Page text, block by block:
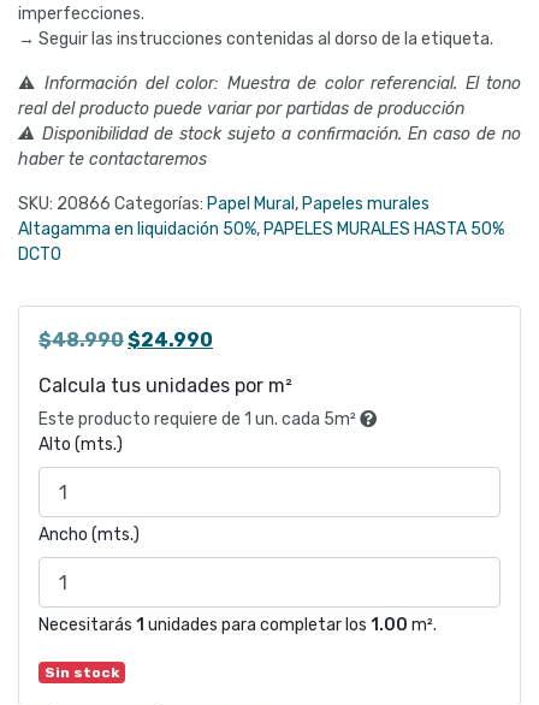
imperfecciones.
→ Seguir las instrucciones contenidas al dorso de la etiqueta.
⚠ Información del color: Muestra de color referencial. El tono
real del producto puede variar por partidas de producción
⚠ Disponibilidad de stock sujeto a confirmación. En caso de no
haber te contactaremos
SKU: 20866 Categorías: Papel Mural , Papeles murales
Altagamma en liquidación 50%, PAPELES MURALES HASTA 50%
DCTO
$48.990El
original
era:
$24.990
actual
es:
Calcula tus unidades por m²
Este producto requiere de 1 un. cada 5m²
Alto (mts.)
Ancho (mts.)
Necesitarás 1 unidades para completar los 1.00 m².
Sin stock